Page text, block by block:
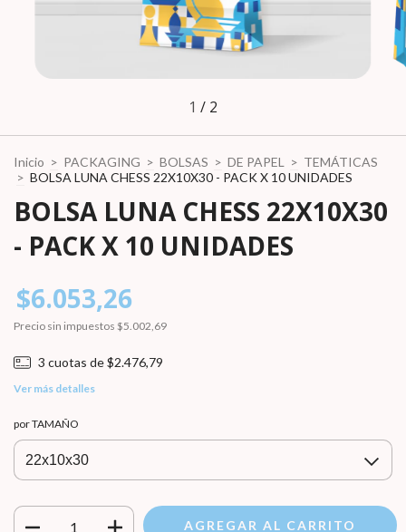
1 / 2
Inicio > PACKAGING > BOLSAS > DE PAPEL > TEMÁTICAS
> BOLSA LUNA CHESS 22X10X30 - PACK X 10 UNIDADES
BOLSA LUNA CHESS 22X10X30
- PACK X 10 UNIDADES
$6.053,26
Precio sin impuestos $5.002,69
3 cuotas de$2.476,79
Ver más detalles
por TAMAÑO